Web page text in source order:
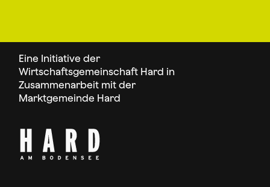
Eine Initiative der
Wirtschaftsgemeinschaft Hard in
Zusammenarbeit mit der
Marktgemeinde Hard